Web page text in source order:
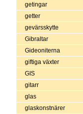
getingar
getter
gevärsskytte
Gibraltar
Gideoniterna
giftiga växter
GIS
gitarr
glas
glaskonstnärer